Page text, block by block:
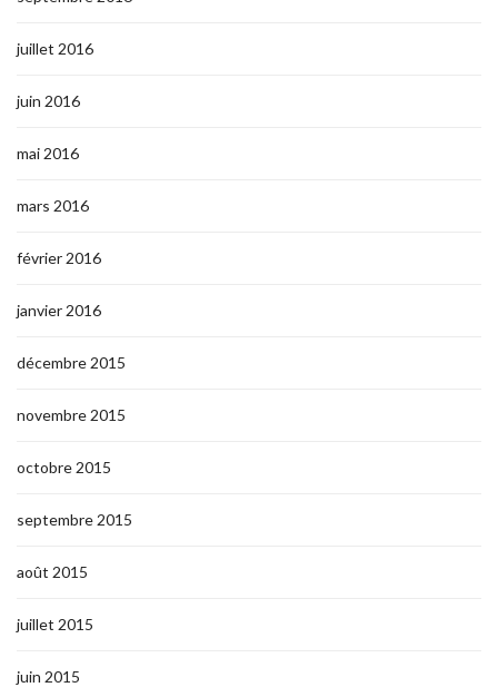
juillet 2016
juin 2016
mai 2016
mars 2016
février 2016
janvier 2016
décembre 2015
novembre 2015
octobre 2015
septembre 2015
août 2015
juillet 2015
juin 2015